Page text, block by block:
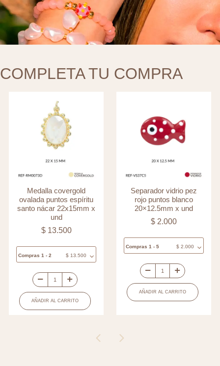
COMPLETA TU COMPRA
Medalla covergold
ovalada puntos espíritu
santo nácar 22x15mm x
und
$13.500
Compras 1 - 2 $13.500
Medalla
covergold
ovalada
AÑADIR AL CARRITO
Separador vidrio pez
rojo puntos blanco
20×12.5mm x und
$ 2.000
Compras 1 - 5 $2.000
Separador
vidrio
pez
AÑADIR AL CARRITO